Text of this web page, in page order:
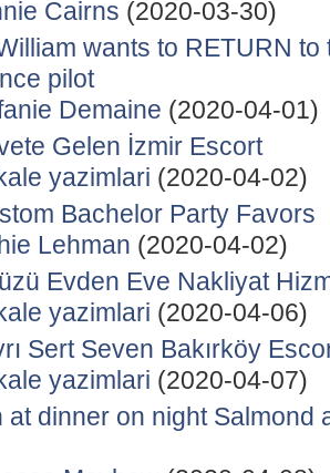
Cairns (2020-03-30)
wants to RETURN
pilot
Demaine (2020-04-01)
Gelen İzmir Escort
yazimlari (2020-04-02)
Bachelor Party Favors
Lehman (2020-04-02)
Evden Eve Nakliyat
yazimlari (2020-04-06)
Sert Seven Bakırköy
yazimlari (2020-04-07)
at dinner on night Salmond